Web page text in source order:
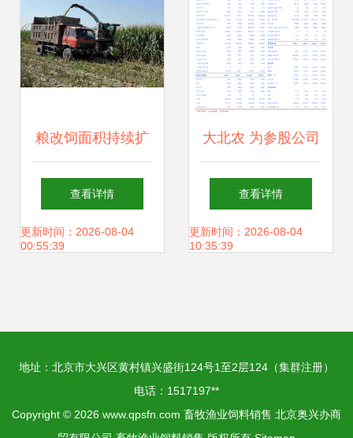
粮改饲面积持续扩
大 畜牧渔业饲料销
售迎结构性机遇与
查看详情
更新时间：2026-08-04
00:55:39
大北农 为参股公司
提供担保的关联交
易公告——深化饲
查看详情
更新时间：2026-08-04
10:35:39
地址：北京市大兴区黄村镇兴盛街124号1至2层124（集群注册）
电话：1517197**
Copyright © 2026 www.qpsfn.com 畜牧渔业饲料销售 北京奥兴办商